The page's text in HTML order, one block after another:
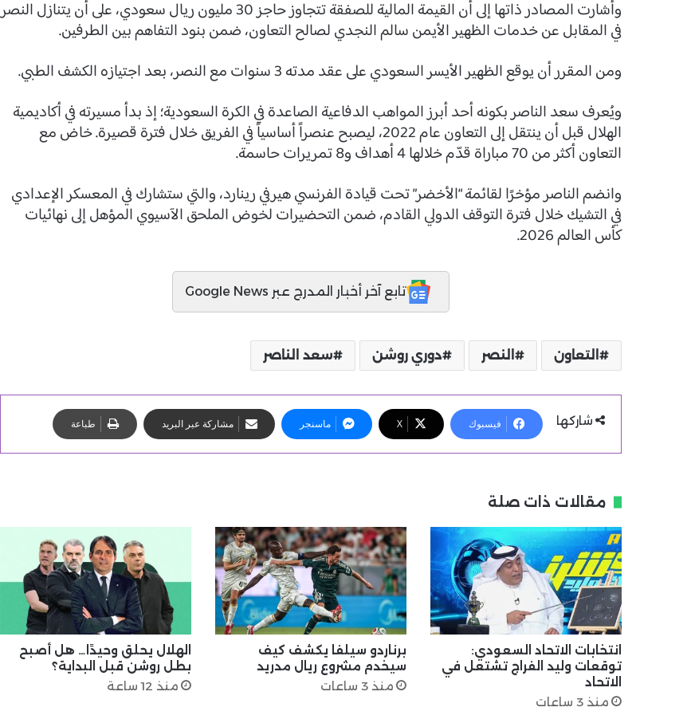
وأشارت المصادر ذاتها إلى أن القيمة المالية للصفقة تتجاوز حاجز 30 مليون ريال سعودي، على أن يتنازل النصر
في المقابل عن خدمات الظهير الأيمن سالم النجدي لصالح التعاون، ضمن بنود التفاهم بين الطرفين.
ومن المقرر أن يوقع الظهير الأيسر السعودي على عقد مدته 3 سنوات مع النصر، بعد اجتيازه الكشف الطبي.
ويُعرف سعد الناصر بكونه أحد أبرز المواهب الدفاعية الصاعدة في الكرة السعودية؛ إذ بدأ مسيرته في أكاديمية
الهلال قبل أن ينتقل إلى التعاون عام 2022، ليصبح عنصراً أساسياً في الفريق خلال فترة قصيرة. خاض مع
التعاون أكثر من 70 مباراة قدّم خلالها 4 أهداف و8 تمريرات حاسمة.
وانضم الناصر مؤخرًا لقائمة “الأخضر” تحت قيادة الفرنسي هيرفي رينارد، والتي ستشارك في المعسكر الإعدادي
في التشيك خلال فترة التوقف الدولي القادم، ضمن التحضيرات لخوض الملحق الآسيوي المؤهل إلى نهائيات
كأس العالم 2026.
تابع آخر أخبار المدرج عبر Google News
التعاون النصر دوري روشن سعد الناصر
شاركها فيسبوك X ماسنجر مشاركة عبر البريد طباعة
مقالات ذات صلة
انتخابات الاتحاد السعودي:
توقعات وليد الفراج تشتعل في
الاتحاد
منذ 3 ساعات
برناردو سيلفا يكشف كيف
سيخدم مشروع ريال مدريد
منذ 3 ساعات
الهلال يحلق وحيدًا… هل أصبح
بطل روشن قبل البداية؟
منذ 12 ساعة